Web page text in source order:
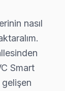
bir
nasıl
Smart